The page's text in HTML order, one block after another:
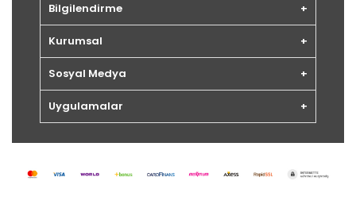
Bilgilendirme
Kurumsal
Sosyal Medya
Uygulamalar